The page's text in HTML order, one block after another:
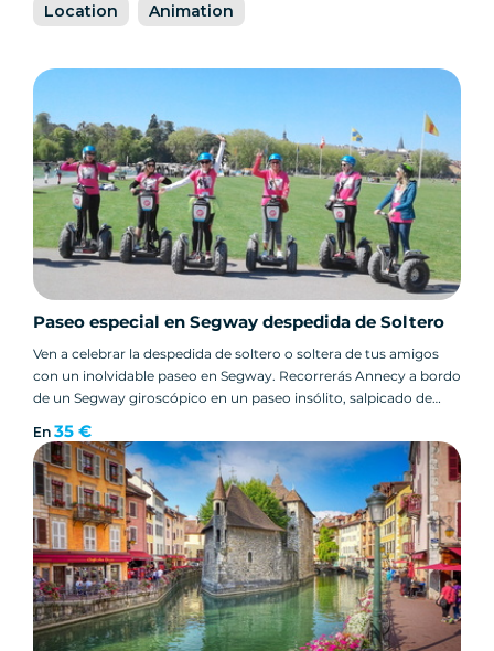
Location
Animation
Paseo especial en Segway despedida de Soltero
Ven a celebrar la despedida de soltero o soltera de tus amigos
con un inolvidable paseo en Segway. Recorrerás Annecy a bordo
de un Segway giroscópico en un paseo insólito, salpicado de
En 35 €